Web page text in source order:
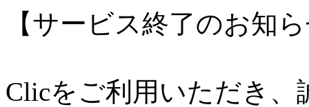
【サービス終了のお知
Clicをご利用いただき